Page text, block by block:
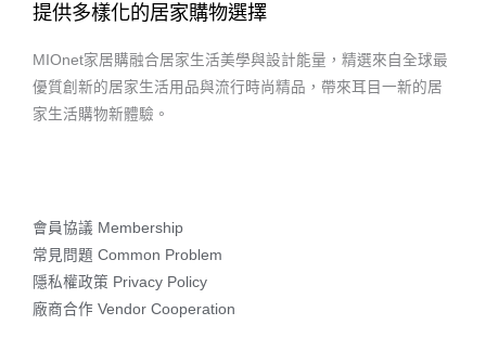
提供多樣化的居家購物選擇
MIOnet家居購融合居家生活美學與設計能量，精選來自全球最
優質創新的居家生活用品與流行時尚精品，帶來耳目一新的居
家生活購物新體驗。
會員協議 Membership
常見問題 Common Problem
隱私權政策 Privacy Policy
廠商合作 Vendor Cooperation